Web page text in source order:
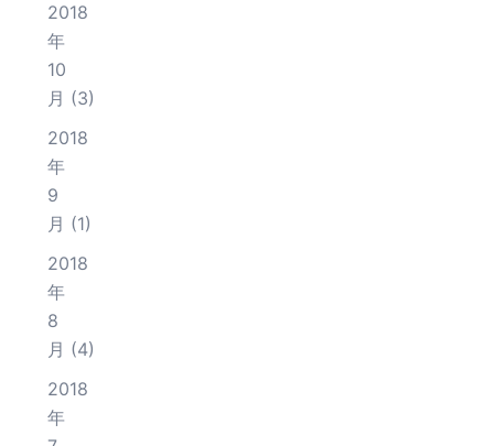
2018
年
10
月 (3)
2018
年
9
月 (1)
2018
年
8
月 (4)
2018
年